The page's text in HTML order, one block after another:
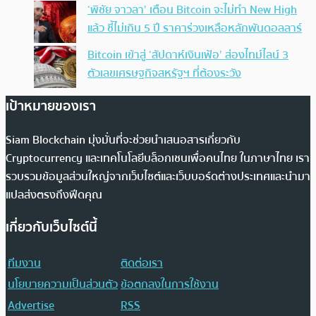
‘พิชัย จาวลา’ เตือน Bitcoin จะไม่ทำ New High
แล้ว ชี้ไม่เกิน 5 ปี ราคาร่วงเหลือหลักพันดอลลาร์
Bitcoin เข้าสู่ ‘สัปดาห์เงินเฟ้อ’ ส่องไทม์ไลน์ 3
ตัวเลขเศรษฐกิจสหรัฐฯ ที่ต้องระวัง
เป้าหมายของเรา
Siam Blockchain มุ่งมั่นที่จะช่วยนำเสนอสารเกี่ยวกับ
Cryptocurrency และเทคโนโลยีบล็อกเชนเพื่อคนไทย ในภาษาไทย เรา
รวบรวมข้อมูลส่วนใหญ่จากเว็บไซต์และเว็บบอร์ดต่างประเทศและนำมา
แปลส่งตรงถึงฟีดคุณ
เกี่ยวกับเว็บไซต์นี้
ทีมงาน
ติดต่อเรา
นโยบายความเป็นส่วนตัวข้อตกลงในการใช้งาน
Advertise
RSS